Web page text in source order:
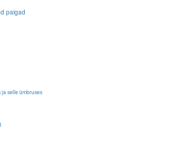
paigad
ja selle ümbruses